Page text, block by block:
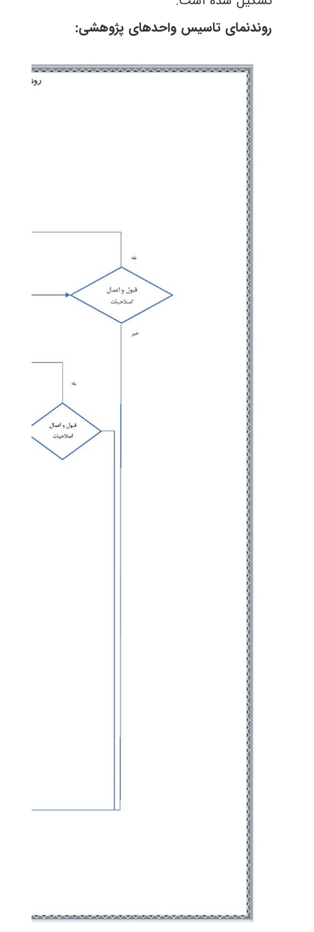
روندنمای تاسیس واحدهای پژوهشی: